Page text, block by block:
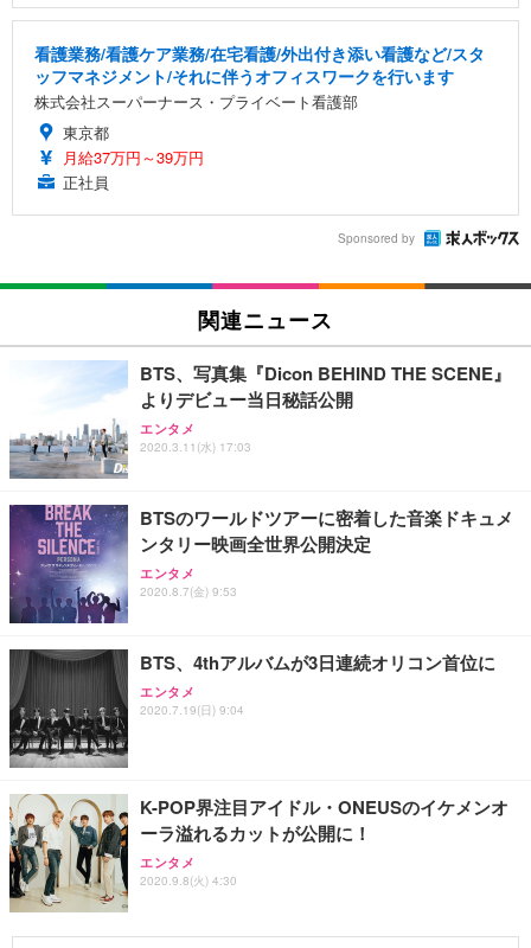
看護業務/看護ケア業務/在宅看護/外出付き添い看護など/スタ
ッフマネジメント/それに伴うオフィスワークを行います
株式会社スーパーナース・プライベート看護部
東京都
月給37万円～39万円
正社員
Sponsored by
関連ニュース
BTS、写真集『Dicon BEHIND THE SCENE』
よりデビュー当日秘話公開
エンタメ
2020.3.11(水) 17:03
BTSのワールドツアーに密着した音楽ドキュメ
ンタリー映画全世界公開決定
エンタメ
2020.8.7(金) 9:53
BTS、4thアルバムが3日連続オリコン首位に
エンタメ
2020.7.19(日) 9:04
K-POP界注目アイドル・ONEUSのイケメンオ
ーラ溢れるカットが公開に！
エンタメ
2020.9.8(火) 4:30